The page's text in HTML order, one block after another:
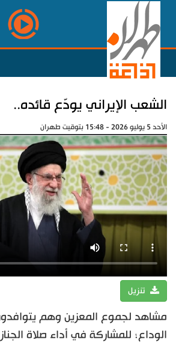
الشعب الإيراني يودّع قائده..
الأحد 5 يوليو 2026 - 15:48 بتوقيت طهران
تنزيل
مشاهد لجموع المعزين وهم
الوداع؛ للمشاركة في أداء صلاة